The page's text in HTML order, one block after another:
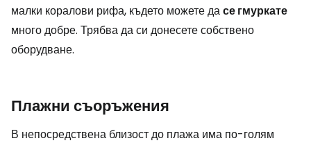
малки коралови рифа, където можете дасе гмуркате
много добре. Трябва да си донесете собствено
оборудване.
Плажни съоръжения
В непосредствена близост до плажа има по-голям